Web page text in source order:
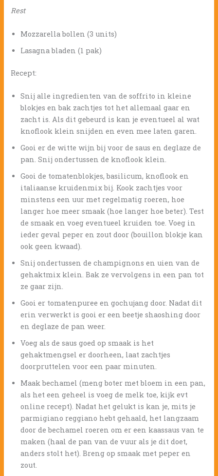
Rest
Mozzarella bollen (3 units)
Lasagna bladen (1 pak)
Recept:
Snij alle ingredienten van de soffrito in kleine
blokjes en bak zachtjes tot het allemaal gaar en
zacht is. Als dit gebeurd is kan je eventueel al wat
knoflook klein snijden en even mee laten garen.
Gooi er de witte wijn bij voor de saus en deglaze de
pan. Snij ondertussen de knoflook klein.
Gooi de tomatenblokjes, basilicum, knoflook en
italiaanse kruidenmix bij. Kook zachtjes voor
minstens een uur met regelmatig roeren, hoe
langer hoe meer smaak (hoe langer hoe beter). Test
de smaak en voeg eventueel kruiden toe. Voeg in
ieder geval peper en zout door (bouillon blokje kan
ook geen kwaad).
Snij ondertussen de champignons en uien van de
gehaktmix klein. Bak ze vervolgens in een pan tot
ze gaar zijn.
Gooi er tomatenpuree en gochujang door. Nadat dit
erin verwerkt is gooi er een beetje shaoshing door
en deglaze de pan weer.
Voeg als de saus goed op smaak is het
gehaktmengsel er doorheen, laat zachtjes
doorpruttelen voor een paar minuten.
Maak bechamel (meng boter met bloem in een pan,
als het een geheel is voeg de melk toe, kijk evt
online recept). Nadat het gelukt is kan je, mits je
parmigiano reggiano hebt gehaald, het langzaam
door de bechamel roeren om er een kaassaus van te
maken (haal de pan van de vuur als je dit doet,
anders stolt het). Breng op smaak met peper en
zout.